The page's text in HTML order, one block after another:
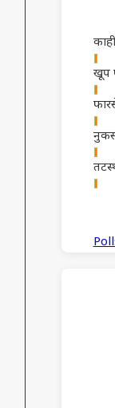
खूप